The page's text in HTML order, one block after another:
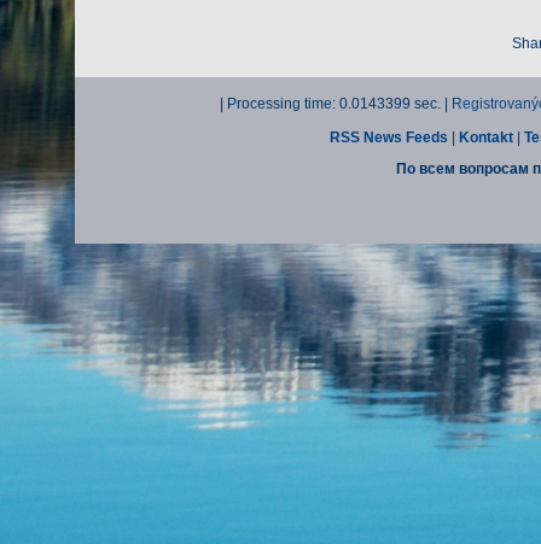
| Processing time: 0.0143399 sec. |
RSS News Feeds
Kontakt
По всем вопросам